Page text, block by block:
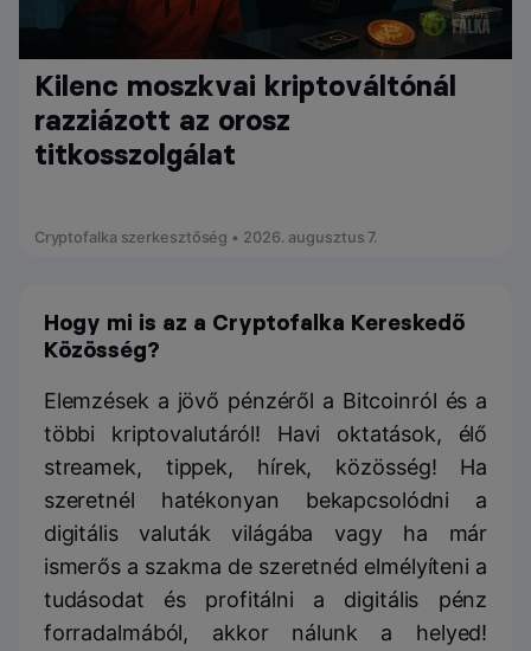
Kilenc moszkvai kriptováltónál
razziázott az orosz
titkosszolgálat
Cryptofalka szerkesztőség • 2026. augusztus 7.
Hogy mi is az a Cryptofalka Kereskedő
Közösség?
Elemzések a jövő pénzéről a Bitcoinról és a
többi kriptovalutáról! Havi oktatások, élő
streamek, tippek, hírek, közösség! Ha
szeretnél hatékonyan bekapcsolódni a
digitális valuták világába vagy ha már
ismerős a szakma de szeretnéd elmélyíteni a
tudásodat és profitálni a digitális pénz
forradalmából, akkor nálunk a helyed!